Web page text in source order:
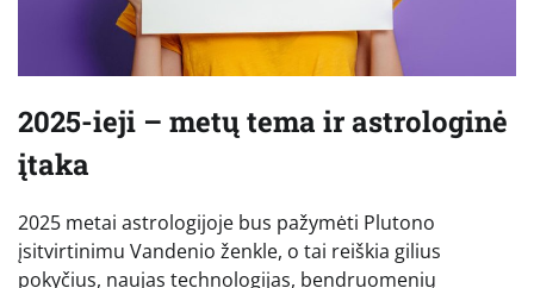
2025-ieji – metų tema ir astrologinė
įtaka
2025 metai astrologijoje bus pažymėti Plutono
įsitvirtinimu Vandenio ženkle, o tai reiškia gilius
pokyčius, naujas technologijas, bendruomenių